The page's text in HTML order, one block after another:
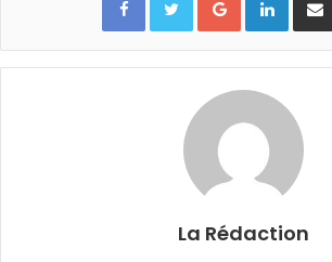
La Rédaction